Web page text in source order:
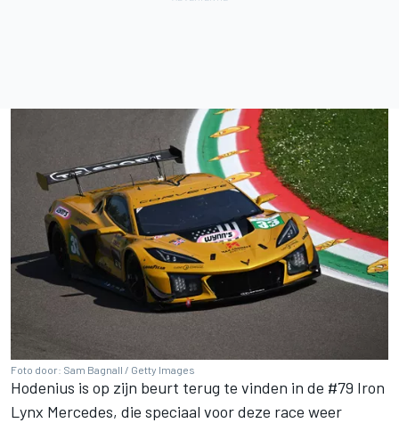
Foto door: Sam Bagnall / Getty Images
Hodenius is op zijn beurt terug te vinden in de #79 Iron
Lynx Mercedes, die speciaal voor deze race weer